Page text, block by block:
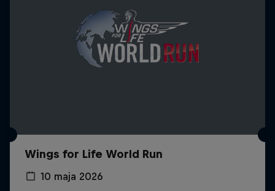
Wings for Life World Run
10 maja 2026